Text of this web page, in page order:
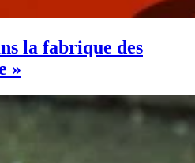
la fabrique des
»